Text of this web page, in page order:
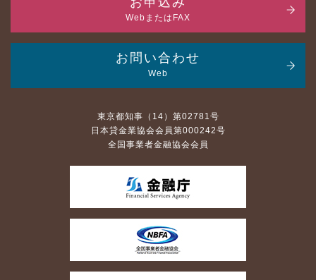
WebまたはFAX
お問い合わせ
Web
東京都知事（14）第02781号
日本貸金業協会会員第000242号
全国事業者金融協会会員